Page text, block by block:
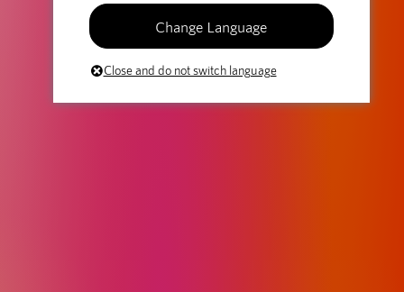
Change Language
Close and do not switch language